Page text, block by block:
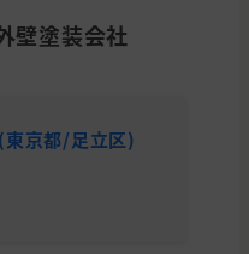
根の塗装
根の塗装, わからないので相
壁塗装会社
京都/足立区)